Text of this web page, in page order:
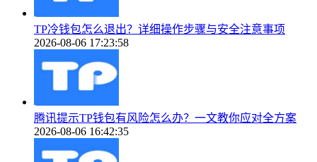
TP冷钱包怎么退出？详细操作步骤与安全注意事项
2026-08-06 17:23:58
腾讯提示TP钱包有风险怎么办？一文教你应对全方案
2026-08-06 16:42:35